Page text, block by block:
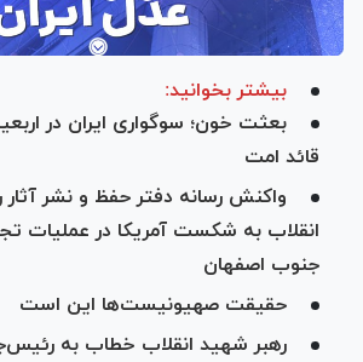
بیشتر بخوانید:
بعثت خون؛ سوگواری ایران در
قائد امت
واکنش رسانه دفتر حفظ و نشر
انقلاب به شکست آمریکا در عملیات
جنوب اصفهان
حقیقت صهیونیست‌ها این است
رهبر شهید انقلاب خطاب به